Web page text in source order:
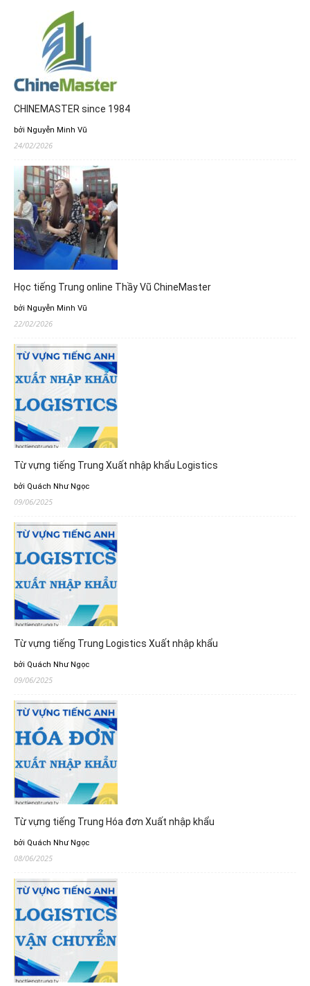
CHINEMASTER since 1984
bởi Nguyễn Minh Vũ
24/02/2026
Học tiếng Trung online Thầy Vũ ChineMaster
bởi Nguyễn Minh Vũ
22/02/2026
Từ vựng tiếng Trung Xuất nhập khẩu Logistics
bởi Quách Như Ngọc
09/06/2025
Từ vựng tiếng Trung Logistics Xuất nhập khẩu
bởi Quách Như Ngọc
09/06/2025
Từ vựng tiếng Trung Hóa đơn Xuất nhập khẩu
bởi Quách Như Ngọc
08/06/2025